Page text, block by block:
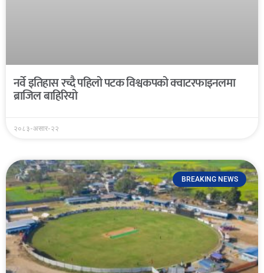
नर्वे इतिहास रच्दै पहिलो पटक विश्वकपको क्वाटरफाइनलमा
ब्राजिल बाहिरियो
२०८३-असार-२२
BREAKING NEWS